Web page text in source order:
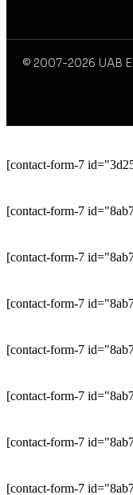
© 2007-2026 UAB
[contact-form-7
[contact-form-7
[contact-form-7
[contact-form-7
[contact-form-7
[contact-form-7
[contact-form-7
[contact-form-7